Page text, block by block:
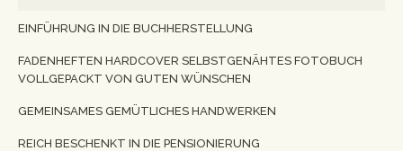
EINFÜHRUNG IN DIE BUCHHERSTELLUNG
FADENHEFTEN HARDCOVER SELBSTGENÄHTES FOTOBUCH
VOLLGEPACKT VON GUTEN WÜNSCHEN
GEMEINSAMES GEMÜTLICHES HANDWERKEN
REICH BESCHENKT IN DIE PENSIONIERUNG